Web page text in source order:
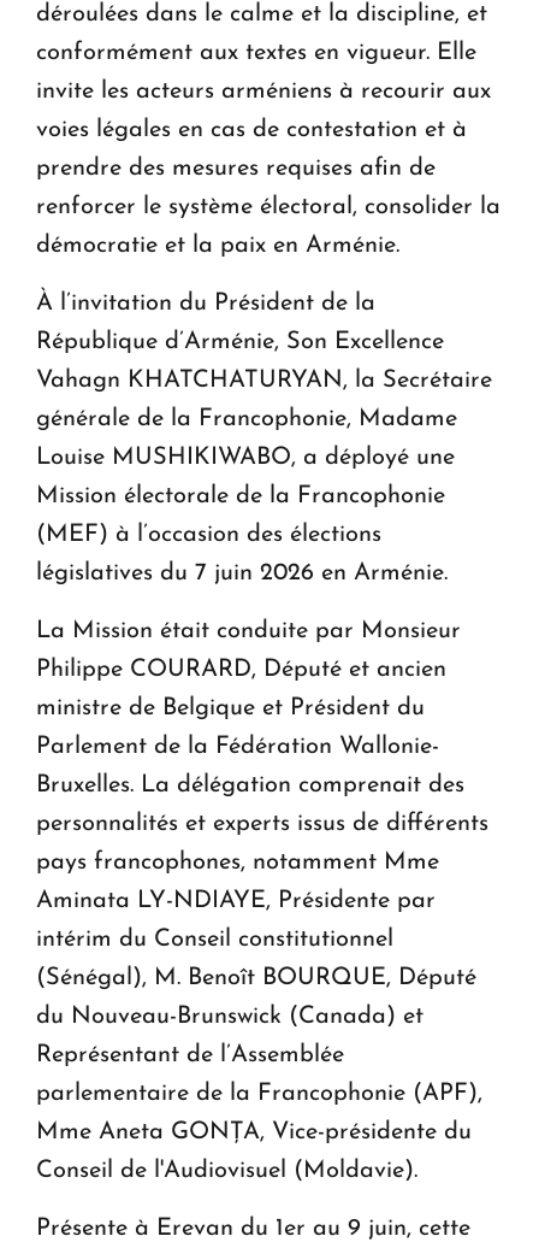
déroulées dans le calme et la discipline, et
conformément aux textes en vigueur. Elle
invite les acteurs arméniens à recourir aux
voies légales en cas de contestation et à
prendre des mesures requises afin de
renforcer le système électoral, consolider la
démocratie et la paix en Arménie.
À l’invitation du Président de la
République d’Arménie, Son Excellence
Vahagn KHATCHATURYAN, la Secrétaire
générale de la Francophonie, Madame
Louise MUSHIKIWABO, a déployé une
Mission électorale de la Francophonie
(MEF) à l’occasion des élections
législatives du 7 juin 2026 en Arménie.
La Mission était conduite par Monsieur
Philippe COURARD, Député et ancien
ministre de Belgique et Président du
Parlement de la Fédération Wallonie-
Bruxelles. La délégation comprenait des
personnalités et experts issus de différents
pays francophones, notamment Mme
Aminata LY-NDIAYE, Présidente par
intérim du Conseil constitutionnel
(Sénégal), M. Benoît BOURQUE, Député
du Nouveau-Brunswick (Canada) et
Représentant de l’Assemblée
parlementaire de la Francophonie (APF),
Mme Aneta GONȚA, Vice-présidente du
Conseil de l'Audiovisuel (Moldavie).
Présente à Erevan du 1er au 9 juin, cette